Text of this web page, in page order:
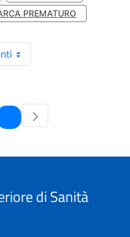
PREMATURO
Pagina
di Sanità